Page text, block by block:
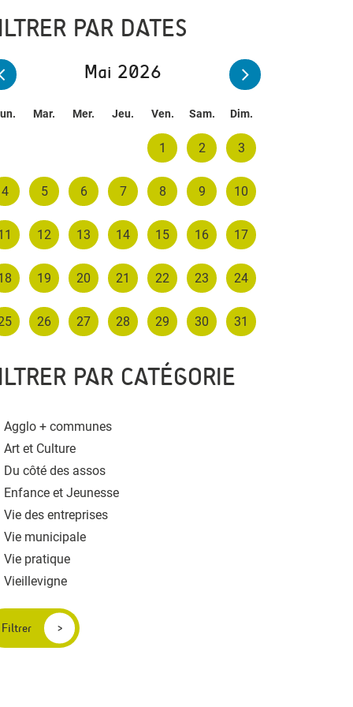
PAR DATES
Mai 2026
Mar. Mer. Jeu. Ven. Sam. Dim.
1 2 3
4 5 6 7 8 9 10
12 13 14 15 16 17
19 20 21 22 23 24
26 27 28 29 30 31
PAR CATÉGORIE
Agglo + communes
Art et Culture
Du côté des assos
Enfance et Jeunesse
Vie des entreprises
Vie municipale
Vie pratique
Vieillevigne
Filtrer